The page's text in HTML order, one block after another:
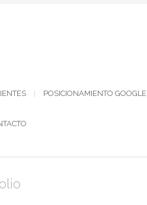
POSICIONAMIENTO GOOGLE